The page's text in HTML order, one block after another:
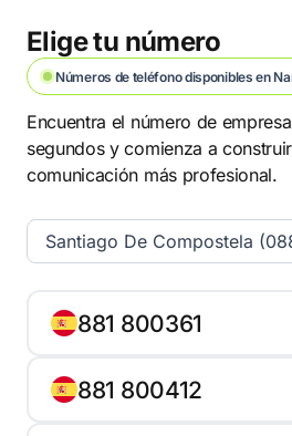
Elige tu número
Números de teléfono disponibles en
Encuentra el número de
segundos y comienza a
comunicación más profesional.
881 800361
881 800412